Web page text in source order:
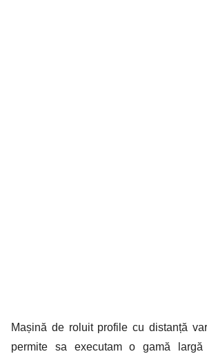
Mașină de roluit profile cu distanță
permite sa executam o gamă